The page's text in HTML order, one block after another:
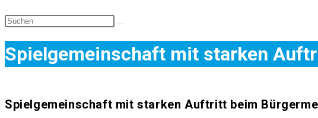
Spielgemeinschaft mit starken
Spielgemeinschaft mit starken Auftritt beim